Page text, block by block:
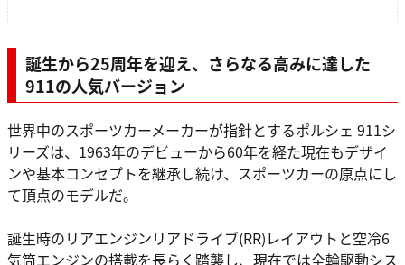
誕生から25周年を迎え、さらなる高みに達した
911の人気バージョン
世界中のスポーツカーメーカーが指針とするポルシェ 911シ
リーズは、1963年のデビューから60年を経た現在もデザイ
ンや基本コンセプトを継承し続け、スポーツカーの原点にし
て頂点のモデルだ。
誕生時のリアエンジンリアドライブ(RR)レイアウトと空冷6
気筒エンジンの搭載を長らく踏襲し、現在では全輪駆動シス